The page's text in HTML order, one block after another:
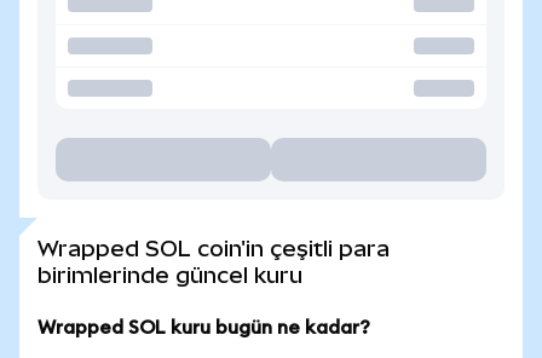
Wrapped SOL coin'in çeşitli para
birimlerinde güncel kuru
Wrapped SOL kuru bugün ne kadar?